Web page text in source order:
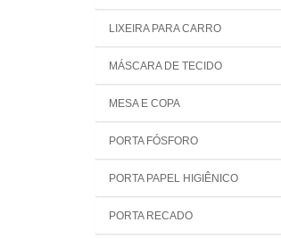
LIXEIRA PARA CARRO
MÁSCARA DE TECIDO
MESA E COPA
PORTA FÓSFORO
PORTA PAPEL HIGIÊNICO
PORTA RECADO